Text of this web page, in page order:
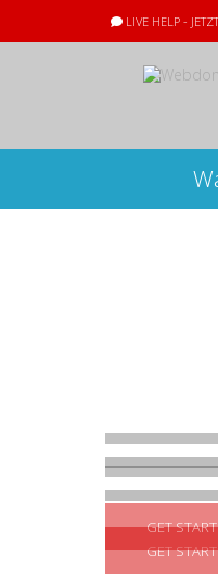
LIVE HELP -
GET
GET